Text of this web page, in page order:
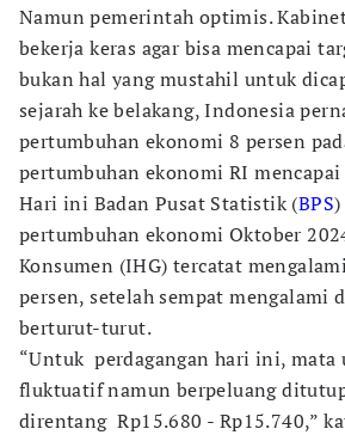
Namun pemerintah optimis.
bekerja keras agar bisa mencapai
bukan hal yang mustahil untuk
sejarah ke belakang, Indonesia
pertumbuhan ekonomi 8 persen
pertumbuhan ekonomi RI
Hari ini Badan Pusat Statistik (BPS
pertumbuhan ekonomi Oktober
Konsumen (IHG) tercatat
persen, setelah sempat mengalami
berturut-turut.
“Untuk perdagangan hari ini, mata
fluktuatif namun berpeluang
direntang Rp15.680 - Rp15.740,”